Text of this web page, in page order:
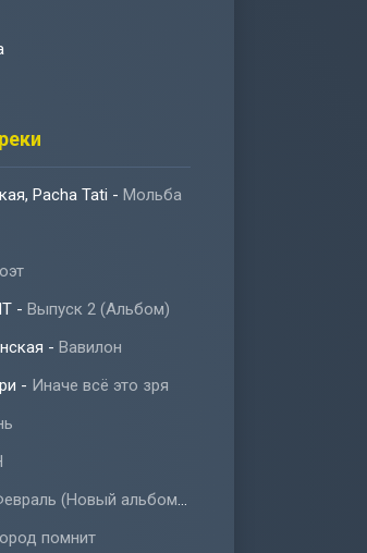
Pacha Tati - Мольба
- Выпуск 2 (Альбом)
- Вавилон
- Иначе всё это зря
(Новый альбом 2023)
помнит